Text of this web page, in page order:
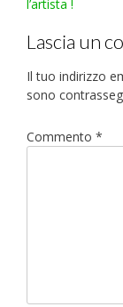
l’artista !
Lascia un
Il tuo indirizzo
sono
Commento *